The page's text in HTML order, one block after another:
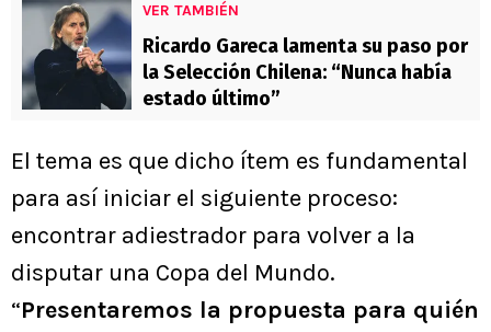
VER TAMBIÉN
Ricardo Gareca lamenta su paso por
la Selección Chilena: “Nunca había
estado último”
El tema es que dicho ítem es fundamental
para así iniciar el siguiente proceso:
encontrar adiestrador para volver a la
disputar una Copa del Mundo.
“Presentaremos la propuesta para quién